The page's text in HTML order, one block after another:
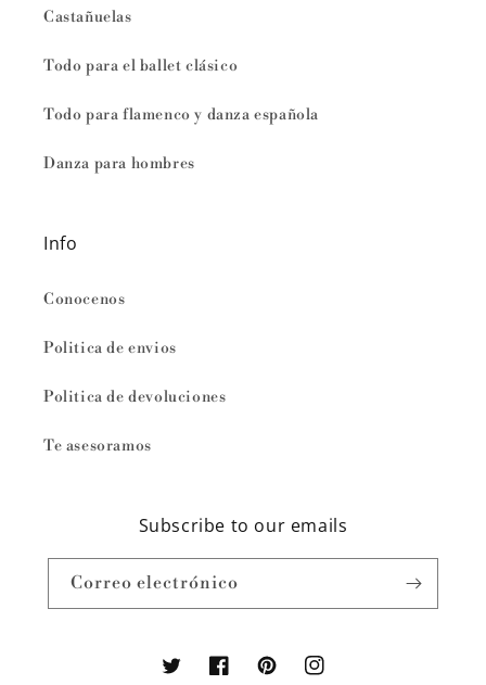
Castañuelas
Todo para el ballet clásico
Todo para flamenco y danza española
Danza para hombres
Info
Conocenos
Politica de envios
Politica de devoluciones
Te asesoramos
Subscribe to our emails
Correo electrónico
TwitterFacebookPinterestInstagram